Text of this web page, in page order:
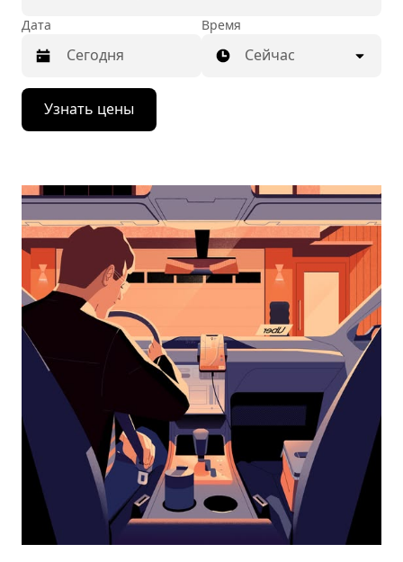
Дата
Нажмите
стрелку
вниз,
календарю
выбрать
дату.
Чтобы
закрыть
календарь,
нажмите
Esc.
Время
Сейчас
Узнать цены